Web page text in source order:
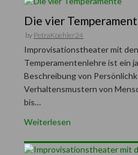
Die vier
by PetraKoehler24
Improvisationstheater mit
Temperamentenlehre ist ein
Beschreibung von
Verhaltensmustern von
bis…
Weiterlesen